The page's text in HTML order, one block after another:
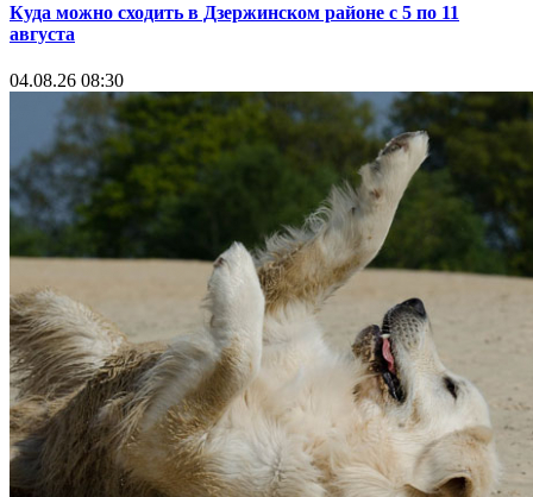
Куда можно сходить в Дзержинском районе с 5 по 11
августа
04.08.26 08:30